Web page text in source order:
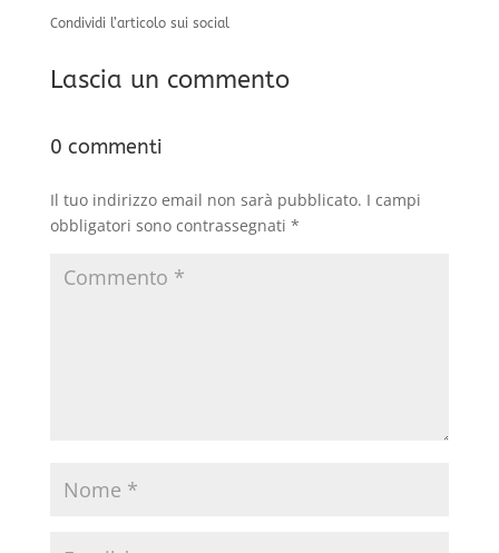
Condividi l’articolo sui social
Lascia un commento
0 commenti
Il tuo indirizzo email non sarà pubblicato. I campi
obbligatori sono contrassegnati *